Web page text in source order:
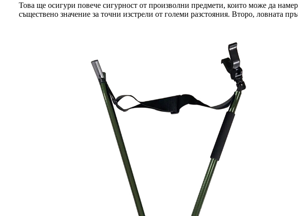
Това ще осигури повече сигурност от произволни предмети, които може да
съществено значение за точни изстрели от големи разстояния. Второ, ловната